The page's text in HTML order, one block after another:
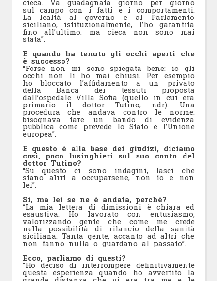
cieca. Va guadagnata giorno per giorno
sul campo con i fatti e i comportamenti.
La lealtà al governo e al Parlamento
siciliano, istituzionalmente, l’ho garantita
fino all’ultimo, ma cieca non sono mai
stata”.
E quando ha tenuto gli occhi aperti che
è successo?
“Forse non mi sono spiegata bene: io gli
occhi non li ho mai chiusi. Per esempio
ho bloccato l’affidamento a un privato
della Banca dei tessuti proposta
dall’ospedale Villa Sofia (quello in cui era
primario il dottor Tutino, ndr). Una
procedura che andava contro le norme:
bisognava fare un bando di evidenza
pubblica come prevede lo Stato e l’Unione
europea”.
E questo è alla base dei giudizi, diciamo
così, poco lusinghieri sul suo conto del
dottor Tutino?
“Su questo ci sono indagini, lasci che
siano altri a occuparsene, non io e non
lei”.
Sì, ma lei se ne è andata, perché?
“La mia lettera di dimissioni è chiara ed
esaustiva. Ho lavorato con entusiasmo,
valorizzando gente che come me crede
nella possibilità di rilancio della sanità
siciliana. Tanta gente, accanto ad altri che
non fanno nulla o guardano al passato”.
Ecco, parliamo di questi?
“Ho deciso di interrompere definitivamente
questa esperienza quando ho avvertito la